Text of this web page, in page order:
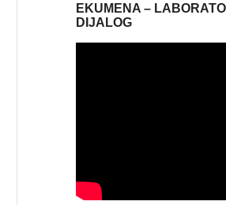
EKUMENA –
DIJALOG